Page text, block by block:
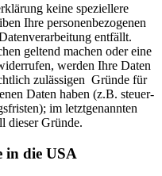
keine speziellere
Ihre personenbezogenen
entfällt.
geltend machen oder eine
werden Ihre Daten
zulässigen Gründe für
Daten haben (z.B. steuer-
im letztgenannten
dieser Gründe.
in die USA